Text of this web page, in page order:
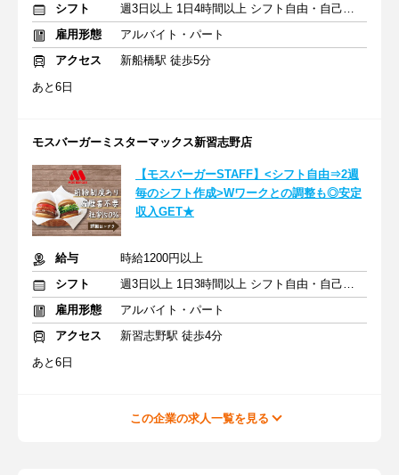
シフト
週3日以上 1日4時間以上 シフト自由・自己申告
雇用形態
アルバイト・パート
アクセス
新船橋駅 徒歩5分
あと6日
モスバーガーミスターマックス新習志野店
【モスバーガーSTAFF】<シフト自由⇒2週
毎のシフト作成>Wワークとの調整も◎安定
収入GET★
給与
時給1200円以上
シフト
週3日以上 1日3時間以上 シフト自由・自己申告
雇用形態
アルバイト・パート
アクセス
新習志野駅 徒歩4分
あと6日
この企業の求人一覧を見る